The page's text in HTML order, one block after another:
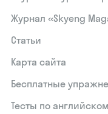
Журнал «Skyeng
Статьи
Карта сайта
Бесплатные
Тесты по